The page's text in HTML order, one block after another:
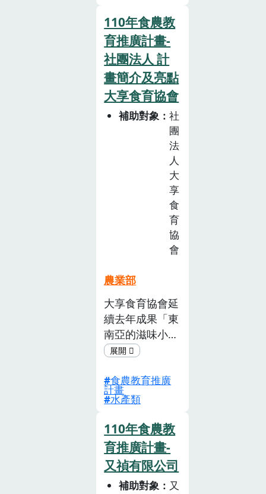
象為臺南市附近
的國中與國小，
而針對社區大
眾的食農教育推
廣的部分，本規
劃於東山服務區
舉辦食農教育活
動，但因疫情影
響， 故將活動
轉變為展覽的方
式進行，我們將
一些水果知識的
立牌置於東山服
內，透過立牌與
客駐足觀賞。
110年食農教
育推廣計畫-
社團法人 計
畫簡介及亮點
大享食育協會
補助對象
社
團
法
人
大
享
食
育
協
會
農業部
大享食育協會延
續去年成果「東
南亞的滋味小劇
場」製作續集十
以就讀國小三
年級「小灣」為
會之下品嘗東南
亞料理，藉由劇
中人物的對話，
讓聽眾能認識
東南亞料理中的
食農教育推廣
計畫
水產類
110年食農教
育推廣計畫-
又禎有限公司
補助對象
又